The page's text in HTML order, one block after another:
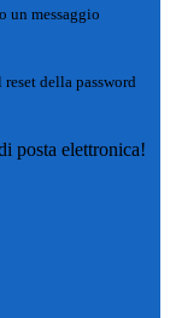
un messaggio
della password
posta elettronica!